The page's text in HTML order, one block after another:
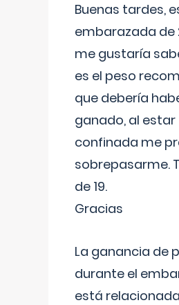
Buenas tardes,
embarazada de
me gustaría
es el peso
que debería
ganado, al estar
confinada me
sobrepasarme.
de 19.
Gracias
La ganancia de
durante el
está